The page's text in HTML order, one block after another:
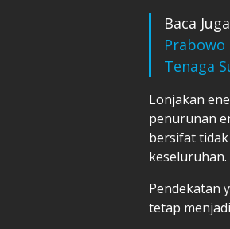
Baca
Tenaga
Lonjakan
penurunan
bersifat
keseluruhan.
Pendekatan
tetap